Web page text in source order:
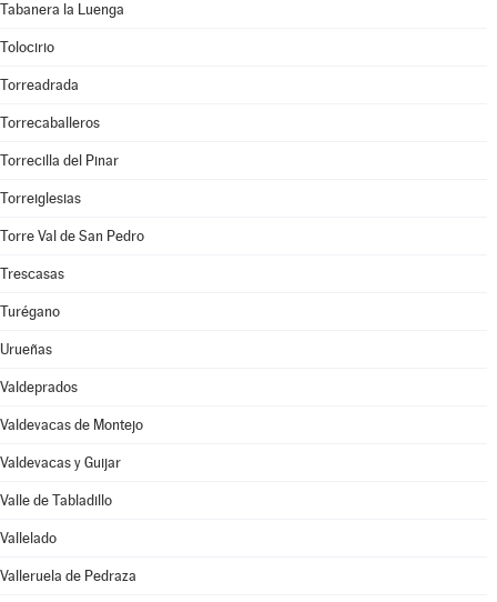
Tabanera la Luenga
Tolocirio
Torreadrada
Torrecaballeros
Torrecilla del Pinar
Torreiglesias
Torre Val de San Pedro
Trescasas
Turégano
Urueñas
Valdeprados
Valdevacas de Montejo
Valdevacas y Guijar
Valle de Tabladillo
Vallelado
Valleruela de Pedraza